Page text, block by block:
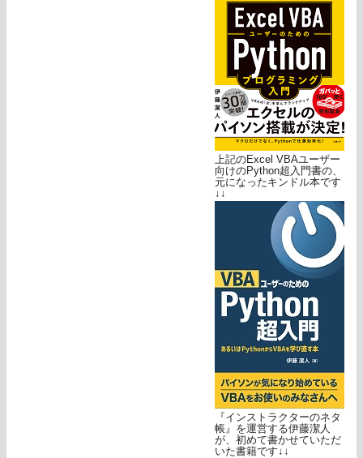
上記のExcel VBAユーザー
向けのPython超入門書の、
元になったキンドル本です
↓↓
『インストラクターのネタ
帳』を運営する伊藤潔人
が、初めて書かせていただ
いた書籍です↓↓